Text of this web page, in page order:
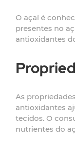
O açaí é
presentes no
antioxidantes
As
antioxidantes
tecidos. O
nutrientes do